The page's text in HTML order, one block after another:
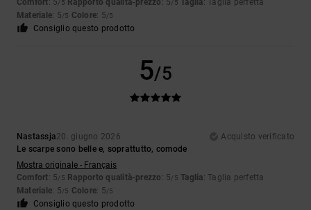
Comfort: 5/5 Rapporto qualità-prezzo : 5/5 Taglia: Taglia perfetta
Materiale: 5/5 Colore: 5/5
Consiglio questo prodotto
5/5
Nastassja20. giugno 2026
Acquisto verificato
Le scarpe sono belle e, soprattutto, comode
Mostra originale - Français
Comfort: 5/5 Rapporto qualità-prezzo : 5/5 Taglia: Taglia perfetta
Materiale: 5/5 Colore: 5/5
Consiglio questo prodotto